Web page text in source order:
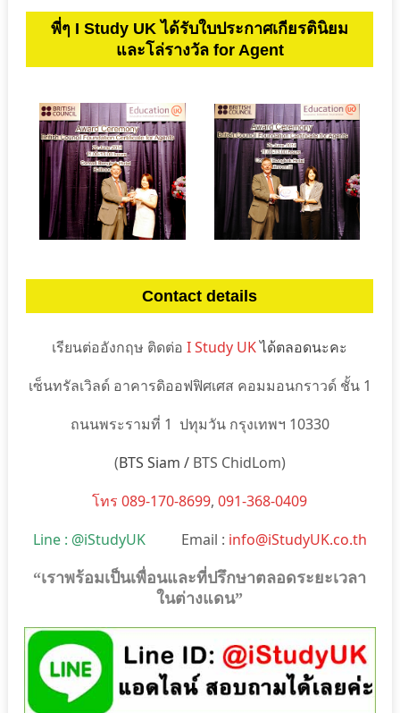
พี่ๆ I Study UK ได้รับใบประกาศเกียรตินิยม
และโล่รางวัล for Agent
Contact details
เรียนต่ออังกฤษ ติดต่อI Study UKได้ตลอดนะคะ
เซ็นทรัลเวิลด์ อาคารดิออฟฟิศเศส คอมมอนกราวด์ ชั้น 1
ถนนพระรามที่ 1 ปทุมวัน กรุงเทพฯ 10330
(BTS Siam / BTS ChidLom)
โทร 089-170-8699,091-368-0409
Line : @iStudyUKEmail : info@iStudyUK.co.th
“เราพร้อมเป็นเพื่อนและที่ปรึกษาตลอดระยะเวลา
ในต่างแดน”